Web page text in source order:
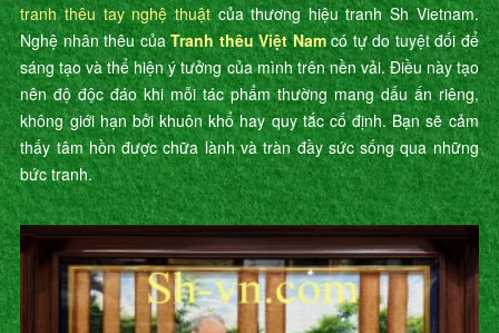
tranh thêu tay nghệ thuậtcủa thương hiệu tranh Sh Vietnam.
Nghệ nhân thêu củaTranh thêu Việt Namcó tự do tuyệt đối để
sáng tạo và thể hiện ý tưởng của mình trên nền vải. Điều này tạo
nên độ độc đáo khi mỗi tác phẩm thường mang dấu ấn riêng,
không giới hạn bởi khuôn khổ hay quy tắc cố định. Bạn sẽ cảm
thấy tâm hồn được chữa lành và tràn đầy sức sống qua những
bức tranh.